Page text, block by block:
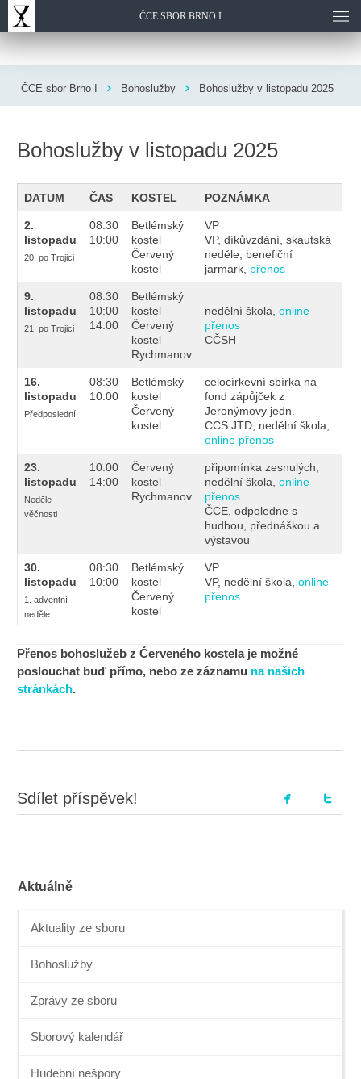
ČCE SBOR BRNO I
ČCE sbor Brno I Bohoslužby Bohoslužby v listopadu 2025
Bohoslužby v listopadu 2025
DATUM ČAS KOSTEL POZNÁMKA
2.
listopadu
20. po Trojici
08:30
10:00
Betlémský
kostel
Červený
kostel
VP
VP, díkůvzdání, skautská
neděle, benefiční
jarmark, přenos
9.
listopadu
21. po Trojici
08:30
10:00
14:00
Betlémský
kostel
Červený
kostel
Rychmanov
nedělní škola,online
přenos
CČSH
16.
listopadu
Předposlední
08:30
10:00
Betlémský
kostel
Červený
kostel
celocírkevní sbírka na
fond zápůjček z
Jeronýmovy jedn.
CCS JTD, nedělní škola,
online přenos
23.
listopadu
Neděle
věčnosti
10:00
14:00
Červený
kostel
Rychmanov
připomínka zesnulých,
nedělní škola,online
přenos
ČCE, odpoledne s
hudbou, přednáškou a
výstavou
30.
listopadu
1. adventní
neděle
08:30
10:00
Betlémský
kostel
Červený
kostel
VP
VP, nedělní škola,online
přenos
Přenos bohoslužeb z Červeného kostela je možné
poslouchat buď přímo, nebo ze záznamu na našich
stránkách.
Sdílet příspěvek!
Aktuálně
Aktuality ze sboru
Bohoslužby
Zprávy ze sboru
Sborový kalendář
Hudební nešpory